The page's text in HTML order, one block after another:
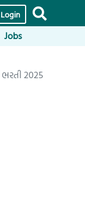
Login
Jobs
ભરતી 2025